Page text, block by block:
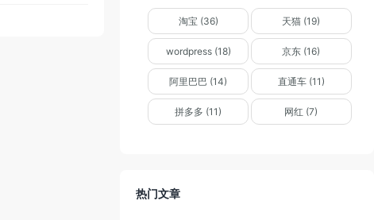
淘宝 (36) 天猫 (19)
wordpress (18) 京东 (16)
阿里巴巴 (14) 直通车 (11)
拼多多 (11) 网红 (7)
热门文章